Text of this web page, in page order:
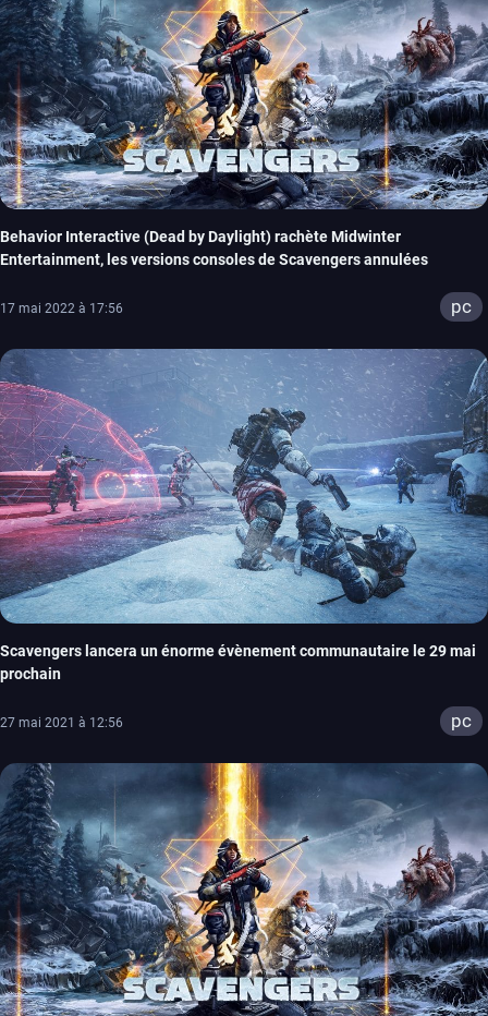
Behavior Interactive (Dead by Daylight) rachète Midwinter
Entertainment, les versions consoles de Scavengers annulées
17 mai 2022 à 17:56 pc
Scavengers lancera un énorme évènement communautaire le 29 mai
prochain
27 mai 2021 à 12:56 pc